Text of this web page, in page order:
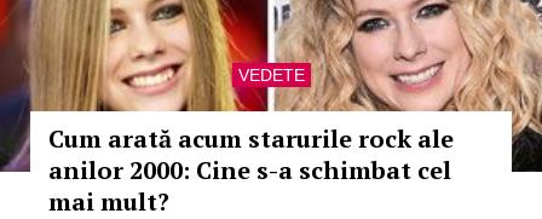
VEDETE
Cum arată acum starurile rock ale
anilor 2000: Cine s-a schimbat cel
mai mult?